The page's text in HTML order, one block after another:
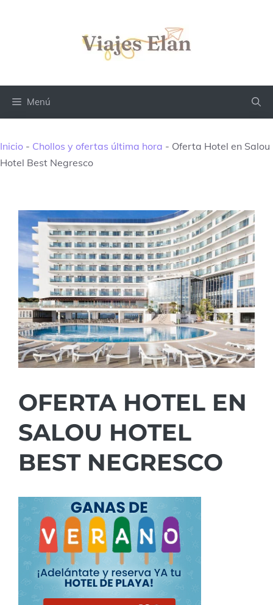
Menú
Inicio - Chollos y ofertas última hora - Oferta Hotel en Salou
Hotel Best Negresco
OFERTA HOTEL EN
SALOU HOTEL
BEST NEGRESCO